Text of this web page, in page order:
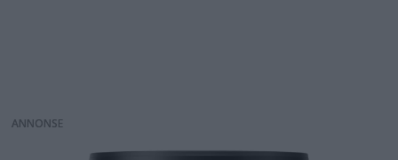
ANNONS